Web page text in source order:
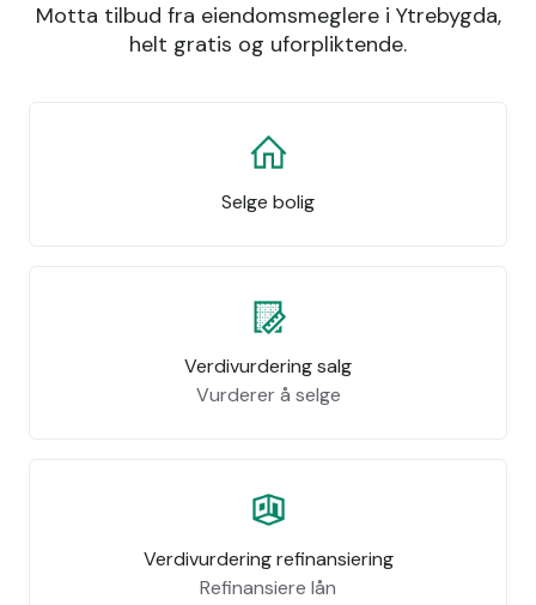
Motta tilbud fra eiendomsmeglere i Ytrebygda,
helt gratis og uforpliktende.
Selge bolig
Verdivurdering salg
Vurderer å selge
Verdivurdering refinansiering
Refinansiere lån